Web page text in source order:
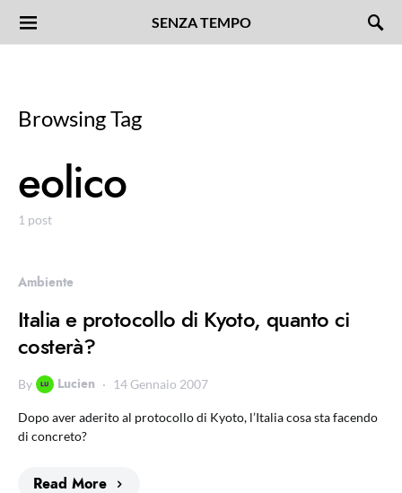
SENZA TEMPO
Browsing Tag
eolico
1 post
Ambiente
Italia e protocollo di Kyoto, quanto ci
costerà?
By Lucien 14 Gennaio 2007
Dopo aver aderito al protocollo di Kyoto, l’Italia cosa sta facendo
di concreto?
Read More